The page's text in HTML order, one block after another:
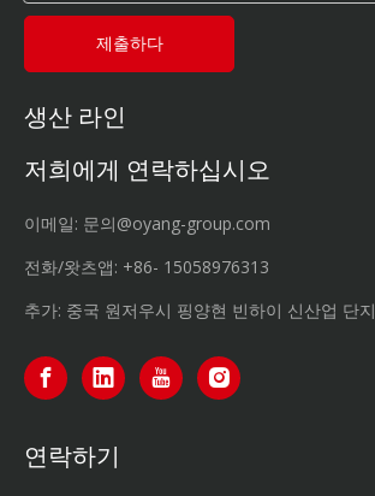
제출하다
생산 라인
저희에게 연락하십시오
이메일: 문의@oyang-group.com
전화/왓츠앱: +86- 15058976313
추가: 중국 원저우시 핑양현 빈하이 신산업 단지
연락하기